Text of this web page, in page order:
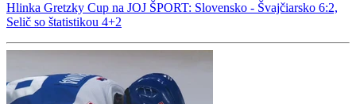
Hlinka Gretzky Cup na JOJ ŠPORT: Slovensko - Švajčiarsko 6:2,
Selič so štatistikou 4+2